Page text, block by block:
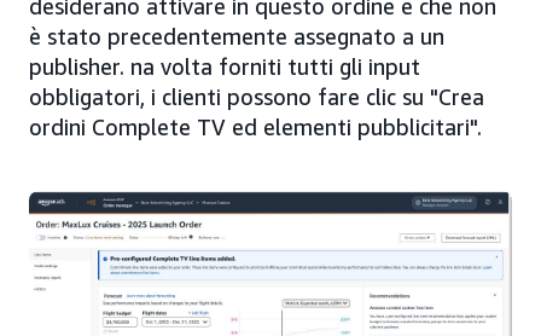
desiderano attivare in questo ordine e che non
è stato precedentemente assegnato a un
publisher. na volta forniti tutti gli input
obbligatori, i clienti possono fare clic su "Crea
ordini Complete TV ed elementi pubblicitari".